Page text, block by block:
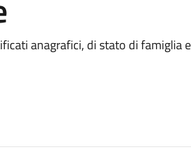
anagrafici, di stato di famiglia